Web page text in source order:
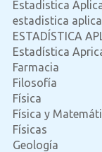
Estadistica
estadistica
ESTADÍSTICA
Estadística
Farmacia
Filosofía
Física
Física y
Físicas
Geología